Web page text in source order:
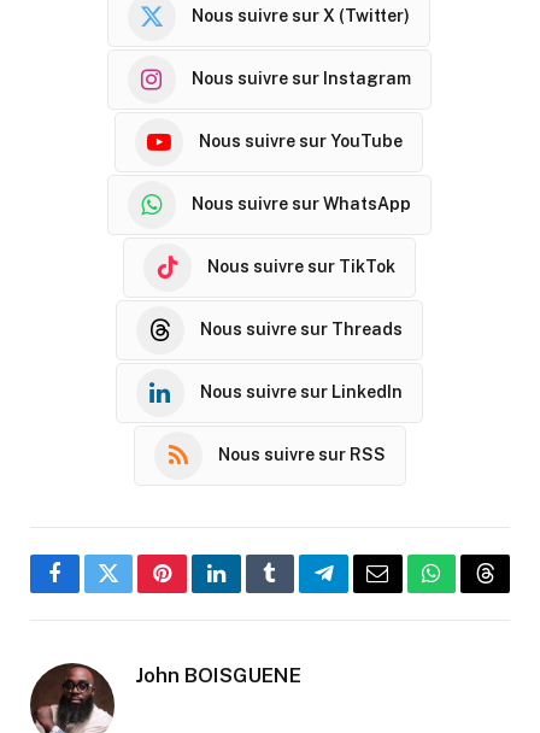
Nous suivre sur X (Twitter)
Nous suivre sur Instagram
Nous suivre sur YouTube
Nous suivre sur WhatsApp
Nous suivre sur TikTok
Nous suivre sur Threads
Nous suivre sur LinkedIn
Nous suivre sur RSS
FacebookTwitterPinterestLinkedInTumblrTelegramEmailWhatsApp
John BOISGUENE